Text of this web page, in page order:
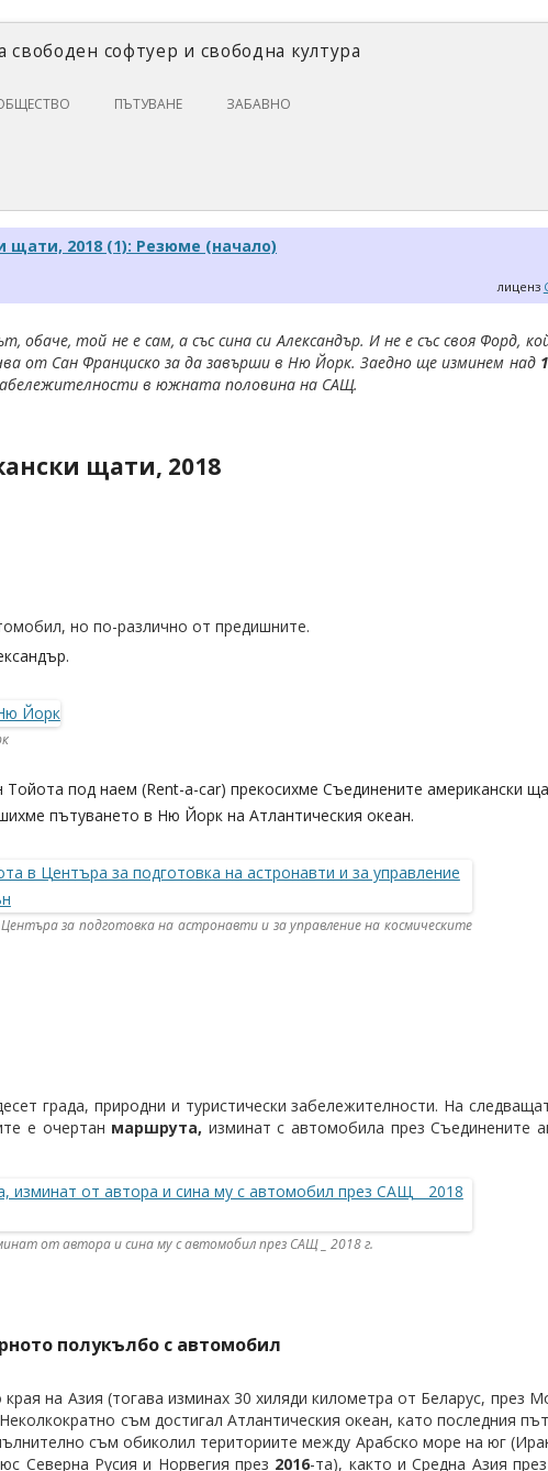
свободен софтуер и свободна култура
Skip
to
ПРАВА
ПЪТУВАНЕ ЗАБАВНО
2018 (1): Резюме (начало)
лиценз
обаче, той не е сам, а със сина си Александър. И не е със своя Форд,
от Сан Франциско за да завърши в Ню Йорк. Заедно ще изминем над
в южната половина на САЩ.
щати, 2018
но по-различно от предишните.
под наем (Rent-a-car) прекосихме Съединените американски
пътуването в Ню Йорк на Атлантическия океан.
за подготовка на астронавти и за управление на космическите
града, природни и туристически забележителности. На
е очертан маршрута, изминат с автомобила през Съединените
от автора и сина му с автомобил през САЩ _ 2018 г.
полукълбо с автомобил
на Азия (тогава изминах 30 хиляди километра от Беларус, през
съм достигал Атлантическия океан, като последния
съм обиколил териториите между Арабско море на юг
Северна Русия и Норвегия през 2016-та), както и Средна Азия през